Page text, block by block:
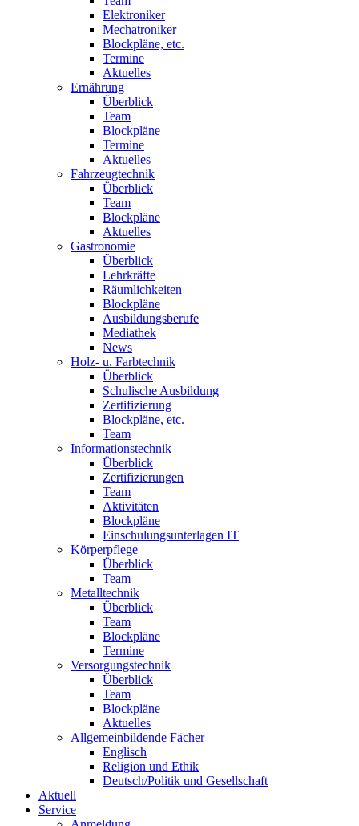
Elektroniker
Mechatroniker
Blockpläne, etc.
Termine
Aktuelles
Ernährung
Überblick
Team
Blockpläne
Termine
Aktuelles
Fahrzeugtechnik
Überblick
Team
Blockpläne
Aktuelles
Gastronomie
Überblick
Lehrkräfte
Räumlichkeiten
Blockpläne
Ausbildungsberufe
Mediathek
News
Holz- u. Farbtechnik
Überblick
Schulische Ausbildung
Zertifizierung
Blockpläne, etc.
Team
Informationstechnik
Überblick
Zertifizierungen
Team
Aktivitäten
Blockpläne
Einschulungsunterlagen IT
Körperpflege
Überblick
Team
Metalltechnik
Überblick
Team
Blockpläne
Termine
Versorgungstechnik
Überblick
Team
Blockpläne
Aktuelles
Allgemeinbildende Fächer
Englisch
Religion und Ethik
Deutsch/Politik und Gesellschaft
Aktuell
Service